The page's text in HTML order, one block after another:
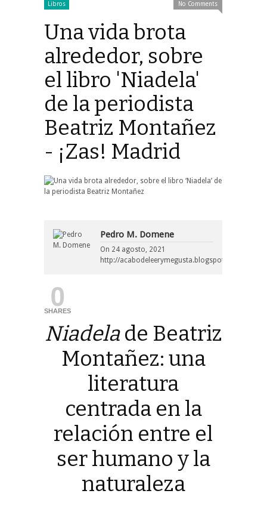
Libros No Comments
Una vida brota
alrededor, sobre
el libro 'Niadela'
de la periodista
Beatriz Montañez
- ¡Zas! Madrid
Pedro M. Domene
On 24 agosto, 2021
http://acabodeleerymegusta.blogspot.com/
0
SHARES
Niadelade Beatriz
Montañez: una
literatura
centrada en la
relación entre el
ser humano y la
naturaleza